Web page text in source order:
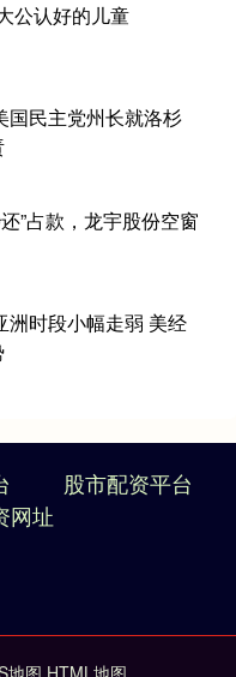
公认好的儿童
国民主党州长就洛杉
”占款，龙宇股份空窗
洲时段小幅走弱 美经
股市配资平台
网址
地图 HTML地图